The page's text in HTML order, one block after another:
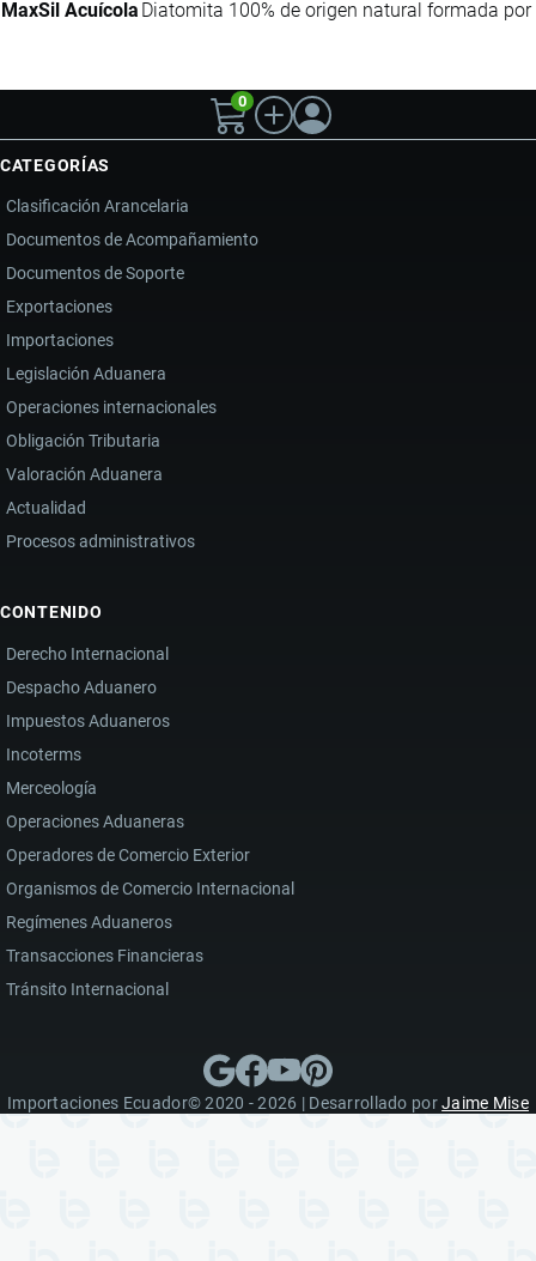
MaxSil Acuícola Diatomita 100% de origen natural formada
0
CATEGORÍAS
Clasificación Arancelaria
Documentos de Acompañamiento
Documentos de Soporte
Exportaciones
Importaciones
Legislación Aduanera
Operaciones internacionales
Obligación Tributaria
Valoración Aduanera
Actualidad
Procesos administrativos
CONTENIDO
Derecho Internacional
Despacho Aduanero
Impuestos Aduaneros
Incoterms
Merceología
Operaciones Aduaneras
Operadores de Comercio Exterior
Organismos de Comercio Internacional
Regímenes Aduaneros
Transacciones Financieras
Tránsito Internacional
Importaciones Ecuador© 2020 - 2026 | Desarrollado porJaime Mise